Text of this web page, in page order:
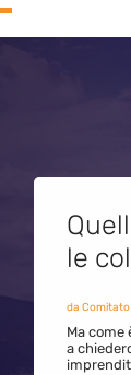
le
da Comitato
Ma come
a